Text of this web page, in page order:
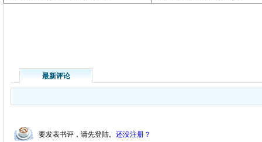
最新评论
要发表书评，请先登陆。 还没注册？